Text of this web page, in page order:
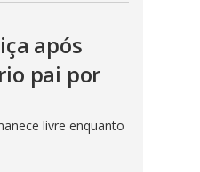
após
pai por
livre enquanto